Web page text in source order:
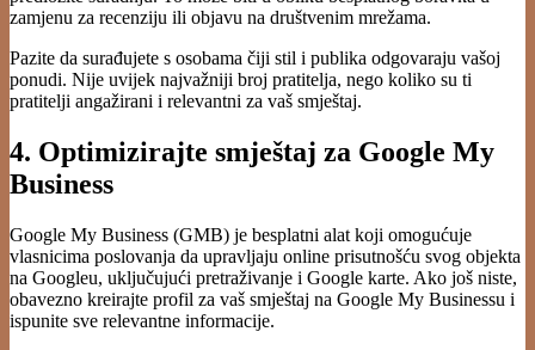
zamjenu za recenziju ili objavu na društvenim mrežama.
Pazite da surađujete s osobama čiji stil i publika odgovaraju vašoj
ponudi. Nije uvijek najvažniji broj pratitelja, nego koliko su ti
pratitelji angažirani i relevantni za vaš smještaj.
4. Optimizirajte smještaj za Google My
Business
Google My Business (GMB) je besplatni alat koji omogućuje
vlasnicima poslovanja da upravljaju online prisutnošću svog objekta
na Googleu, uključujući pretraživanje i Google karte. Ako još niste,
obavezno kreirajte profil za vaš smještaj na Google My Businessu i
ispunite sve relevantne informacije.